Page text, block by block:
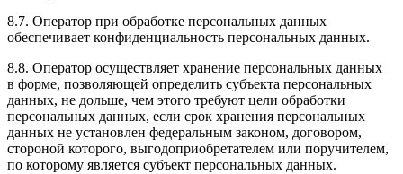
8.7. Оператор при обработке персональных данных
обеспечивает конфиденциальность персональных данных.
8.8. Оператор осуществляет хранение персональных данных
в форме, позволяющей определить субъекта персональных
данных, не дольше, чем этого требуют цели обработки
персональных данных, если срок хранения персональных
данных не установлен федеральным законом, договором,
стороной которого, выгодоприобретателем или поручителем,
по которому является субъект персональных данных.